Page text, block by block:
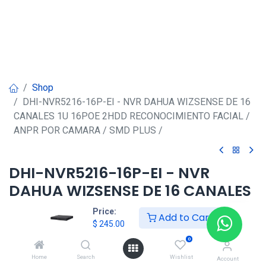
Price:
$ 245.00 Add to Cart
Home Search
0
Wishlist Account
Shop
DHI-NVR5216-16P-EI - NVR DAHUA WIZSENSE DE 16
CANALES 1U 16POE 2HDD RECONOCIMIENTO FACIAL /
ANPR POR CAMARA / SMD PLUS /
DHI-NVR5216-16P-EI - NVR
DAHUA WIZSENSE DE 16 CANALES
1U 16POE 2HDD
RECONOCIMIENTO FACIAL / ANPR
POR CAMARA / SMD PLUS /